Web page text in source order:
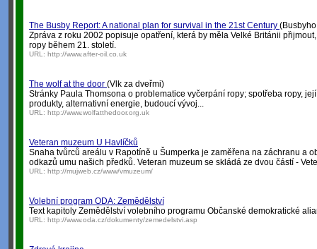
The Busby Report: A national plan for survival in the 21st Century
Zpráva z roku 2002 popisuje opatření, která by měla Velké Británii
ropy během 21. století.
URL: http://www.after-oil.co.uk
The wolf at the door (Vlk za dveřmi)
Stránky Paula Thomsona o problematice vyčerpání ropy; spotřeba ropy,
produkty, alternativní energie, budoucí vývoj...
URL: http://www.wolfatthedoor.org.uk
Veteran muzeum U Havlíčků
Snaha tvůrců areálu v Rapotíně u Šumperka je zaměřena na záchranu a
odkazů umu našich předků. Veteran muzeum se skládá ze dvou částí -
URL: http://mujweb.cz/www/vmuzeum/
Volební program ODA: Zemědělství
Text kapitoly Zemědělství volebního programu Občanské demokratické
URL: http://www.oda.cz/dokumenty/zemedelstvi.asp